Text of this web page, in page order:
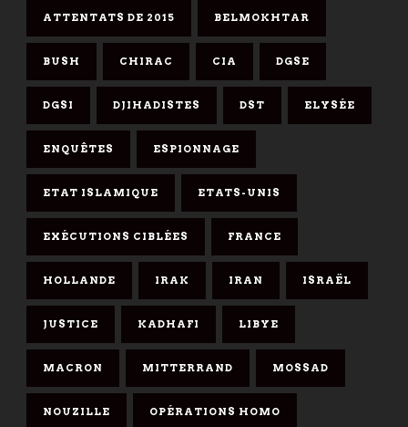
ATTENTATS DE 2015 BELMOKHTAR
BUSH CHIRAC CIA DGSE
DGSI DJIHADISTES DST ELYSÉE
ENQUÊTES ESPIONNAGE
ETAT ISLAMIQUE ETATS-UNIS
EXÉCUTIONS CIBLÉES FRANCE
HOLLANDE IRAK IRAN ISRAËL
JUSTICE KADHAFI LIBYE
MACRON MITTERRAND MOSSAD
NOUZILLE OPÉRATIONS HOMO